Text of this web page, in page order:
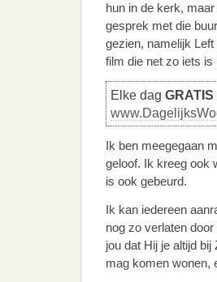
hun in de kerk,
gesprek met die
gezien, namelijk Left
film die net zo iets is
Elke dag GRATIS
Ik ben meegegaan
geloof. Ik kreeg ook
is ook gebeurd.
Ik kan iedereen
nog zo verlaten
jou dat Hij je altijd
mag komen wonen,